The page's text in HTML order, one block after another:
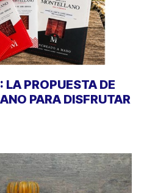
PROPUESTA DE
PARA DISFRUTAR